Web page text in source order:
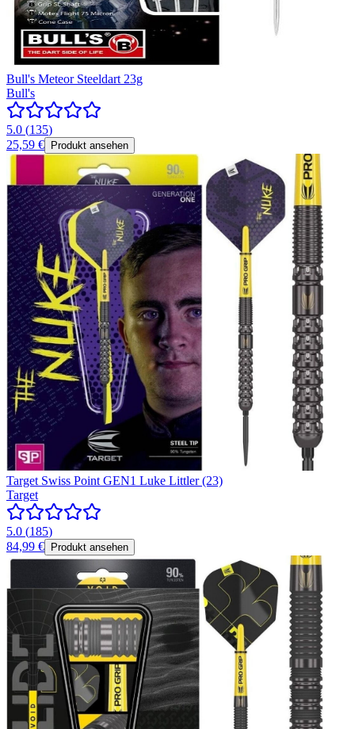
Bull's Meteor Steeldart 23g
Bull's
5.0 (135)
25,59 €
Produkt ansehen
Target Swiss Point GEN1 Luke Littler (23)
Target
5.0 (185)
84,99 €
Produkt ansehen